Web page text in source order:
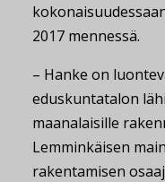
2017 mennessä.
– Hanke on
eduskuntatalon
maanalaisille
Lemminkäisen
rakentamisen